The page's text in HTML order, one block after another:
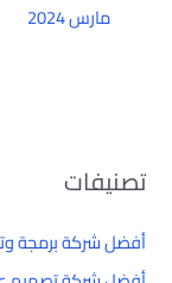
مارس 2024
تصنيفات
أفضل شركة برمجة